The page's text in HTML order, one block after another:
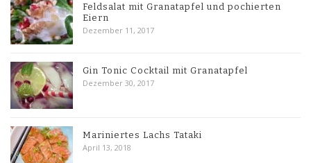
Feldsalat mit Granatapfel und pochierten
Eiern
Dezember 11, 2017
Gin Tonic Cocktail mit Granatapfel
Dezember 30, 2017
Mariniertes Lachs Tataki
April 13, 2018